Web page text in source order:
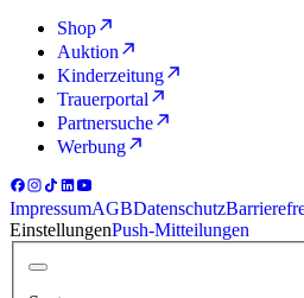
Shop
Auktion
Kinderzeitung
Trauerportal
Partnersuche
Werbung
ImpressumAGBDatenschutz
EinstellungenPush-Mitteilungen